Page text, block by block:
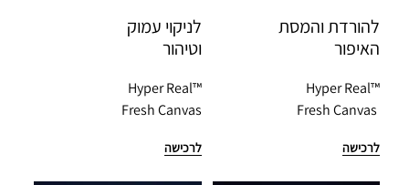
להורדת והמסת
האיפור
Hyper Real™
Fresh Canvas
לרכישה
לניקוי עמוק
וטיהור
Hyper Real™
Fresh Canvas
לרכישה